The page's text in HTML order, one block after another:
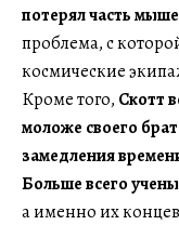
потерял часть
проблема, с
космические
Кроме того, Скотт
моложе своего
замедления
Больше всего
а именно их